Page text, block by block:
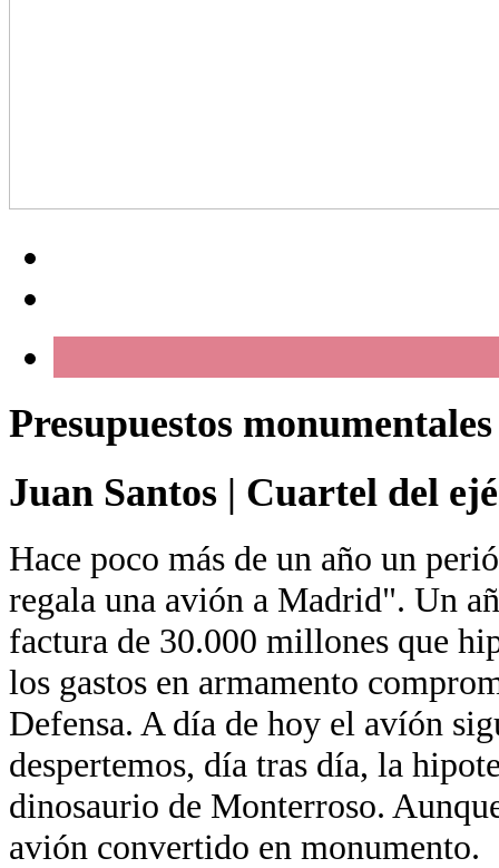
Presupuestos monumentales
Juan Santos | Cuartel del
Hace poco más de un año un
regala una avión a Madrid". Un
factura de 30.000 millones que
los gastos en armamento
Defensa. A día de hoy el avíón
despertemos, día tras día, la
dinosaurio de Monterroso.
avión convertido en monumento.